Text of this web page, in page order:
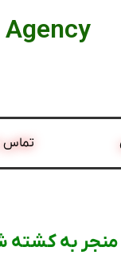
Agency
تماس